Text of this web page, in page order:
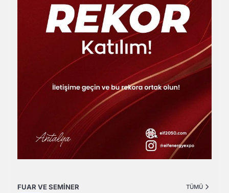
FUAR VE SEMİNER TÜMÜ